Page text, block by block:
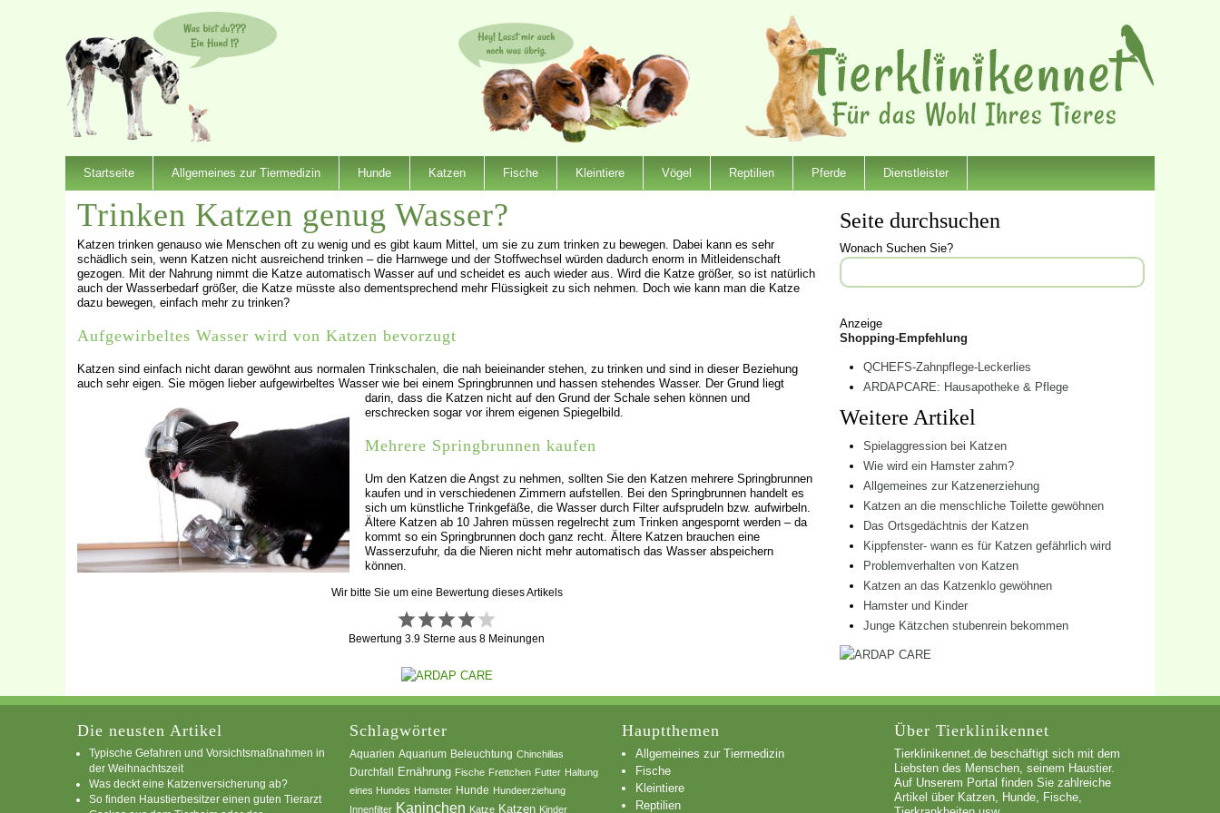
Startseite Allgemeines zur Tiermedizin Hunde Katzen Fische Kleintiere Vögel Reptilien Pferde Dienstleister
Trinken Katzen genug Wasser?
Katzen trinken genauso wie Menschen oft zu wenig und es gibt kaum Mittel, um sie zu zum trinken zu bewegen. Dabei kann es sehr
schädlich sein, wenn Katzen nicht ausreichend trinken – die Harnwege und der Stoffwechsel würden dadurch enorm in Mitleidenschaft
gezogen. Mit der Nahrung nimmt die Katze automatisch Wasser auf und scheidet es auch wieder aus. Wird die Katze größer, so ist natürlich
auch der Wasserbedarf größer, die Katze müsste also dementsprechend mehr Flüssigkeit zu sich nehmen. Doch wie kann man die Katze
dazu bewegen, einfach mehr zu trinken?
Aufgewirbeltes Wasser wird von Katzen bevorzugt
Katzen sind einfach nicht daran gewöhnt aus normalen Trinkschalen, die nah beieinander stehen, zu trinken und sind in dieser Beziehung
auch sehr eigen. Sie mögen lieber aufgewirbeltes Wasser wie bei einem Springbrunnen und hassen stehendes Wasser. Der Grund liegt
darin, dass die Katzen nicht auf den Grund der Schale sehen können und
erschrecken sogar vor ihrem eigenen Spiegelbild.
Mehrere Springbrunnen kaufen
Um den Katzen die Angst zu nehmen, sollten Sie den Katzen mehrere Springbrunnen
kaufen und in verschiedenen Zimmern aufstellen. Bei den Springbrunnen handelt es
sich um künstliche Trinkgefäße, die Wasser durch Filter aufsprudeln bzw. aufwirbeln.
Ältere Katzen ab 10 Jahren müssen regelrecht zum Trinken angespornt werden – da
kommt so ein Springbrunnen doch ganz recht. Ältere Katzen brauchen eine
Wasserzufuhr, da die Nieren nicht mehr automatisch das Wasser abspeichern
können.
Wir bitte Sie um eine Bewertung dieses Artikels
Bewertung 3.9 Sterne aus 8 Meinungen
Seite durchsuchen
Wonach Suchen Sie?
Anzeige
Shopping-Empfehlung
QCHEFS-Zahnpflege-Leckerlies
ARDAPCARE: Hausapotheke & Pflege
Weitere Artikel
Spielaggression bei Katzen
Wie wird ein Hamster zahm?
Allgemeines zur Katzenerziehung
Katzen an die menschliche Toilette gewöhnen
Das Ortsgedächtnis der Katzen
Kippfenster- wann es für Katzen gefährlich wird
Problemverhalten von Katzen
Katzen an das Katzenklo gewöhnen
Hamster und Kinder
Junge Kätzchen stubenrein bekommen
Die neusten Artikel
Typische Gefahren und Vorsichtsmaßnahmen in
der Weihnachtszeit
Was deckt eine Katzenversicherung ab?
So finden Haustierbesitzer einen guten Tierarzt
Schlagwörter
Aquarien Aquarium Beleuchtung Chinchillas
Durchfall Ernährung Fische Frettchen Futter Haltung
eines Hundes Hamster Hunde Hundeerziehung
Innenfilter Kaninchen Katze Katzen Kinder
Hauptthemen
Allgemeines zur Tiermedizin
Fische
Kleintiere
Reptilien
Über Tierklinikennet
Tierklinikennet.de beschäftigt sich mit dem
Liebsten des Menschen, seinem Haustier.
Auf Unserem Portal finden Sie zahlreiche
Artikel über Katzen, Hunde, Fische,